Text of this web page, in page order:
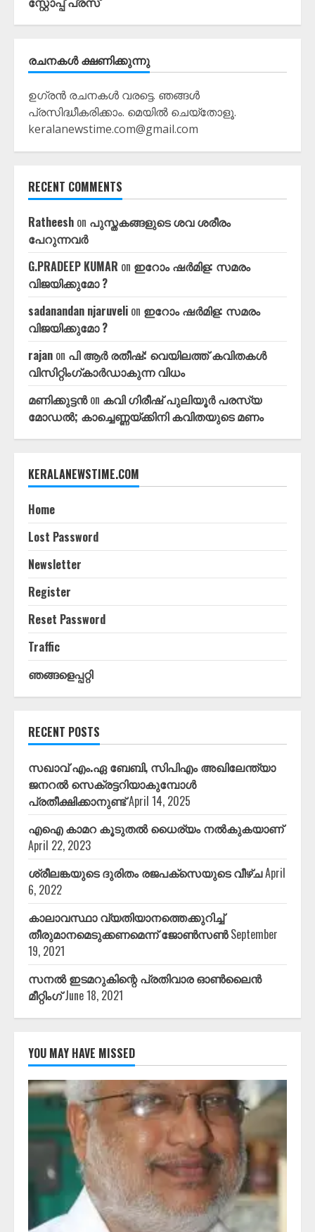
രചനകൾ ക്ഷണിക്കുന്നു
ഉഗ്രൻ രചനകൾ വരട്ടെ. ഞങ്ങൾ
പ്രസിദ്ധീകരിക്കാം. മെയിൽ ചെയ്തോളൂ.
keralanewstime.com@gmail.com
RECENT COMMENTS
Ratheesh on പുസ്തകങ്ങളുടെ ശവ ശരീരം
പേറുന്നവർ
G.PRADEEP KUMAR on ഇറോം ഷർമിള: സമരം
വിജയിക്കുമോ ?
sadanandan njaruveli on ഇറോം ഷർമിള: സമരം
വിജയിക്കുമോ ?
rajan on പി ആർ രതീഷ്: വെയിലത്ത്‌ കവിതകൾ
വിസിറ്റിംഗ്കാർഡാകുന്ന വിധം
മണിക്കുട്ടൻon കവി ഗിരീഷ്‌ പുലിയൂർ പരസ്യ
മോഡൽ; കാച്ചെണ്ണയ്ക്കിനി കവിതയുടെ മണം
KERALANEWSTIME.COM
Home
Lost Password
Newsletter
Register
Reset Password
Traffic
ഞങ്ങളെപ്പറ്റി
RECENT POSTS
സഖാവ് എം.ഏ ബേബി, സിപിഎം അഖിലേന്ത്യാ
ജനറൽ സെക്രട്ടറിയാകുമ്പോൾ
പ്രതീക്ഷിക്കാനുണ്ട്April 14, 2025
എഐ കാമറ കൂടുതൽ ധൈര്യം നൽകുകയാണ്
April 22, 2023
ശ്രീലങ്കയുടെ ദുരിതം രജപക്സെയുടെ വീഴ്ചApril
6, 2022
കാലാവസ്ഥാ വ്യതിയാനത്തെക്കുറിച്ച്
തീരുമാനമെടുക്കണമെന്ന് ജോൺസൺ September
19, 2021
സനൽ ഇടമറുകിന്റെ പ്രതിവാര ഓൺലൈൻ
മീറ്റിംഗ് June 18, 2021
YOU MAY HAVE MISSED